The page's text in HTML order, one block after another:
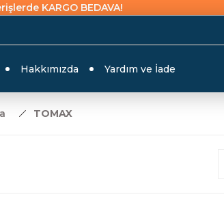
KARGO BEDAVA!
Hakkımızda Yardım ve İade
TOMAX